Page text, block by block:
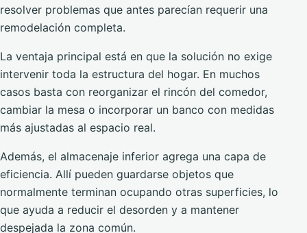
resolver problemas que antes parecían requerir una
remodelación completa.
La ventaja principal está en que la solución no exige
intervenir toda la estructura del hogar. En muchos
casos basta con reorganizar el rincón del comedor,
cambiar la mesa o incorporar un banco con medidas
más ajustadas al espacio real.
Además, el almacenaje inferior agrega una capa de
eficiencia. Allí pueden guardarse objetos que
normalmente terminan ocupando otras superficies, lo
que ayuda a reducir el desorden y a mantener
despejada la zona común.